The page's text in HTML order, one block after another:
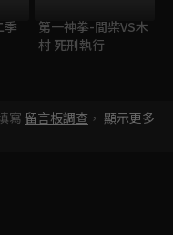
季
第一神拳-間柴VS木
村 死刑執行
寫 留言板調查 ， 顯示更多